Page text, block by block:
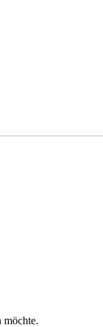
möchte.